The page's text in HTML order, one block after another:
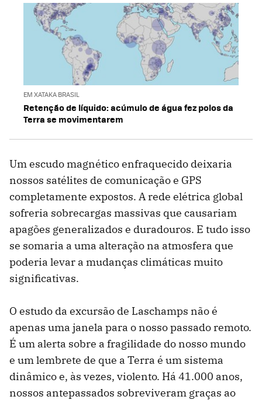
EM XATAKA BRASIL
Retenção de líquido: acúmulo de água fez polos da
Terra se movimentarem
Um escudo magnético enfraquecido deixaria
nossos satélites de comunicação e GPS
completamente expostos. A rede elétrica global
sofreria sobrecargas massivas que causariam
apagões generalizados e duradouros. E tudo isso
se somaria a uma alteração na atmosfera que
poderia levar a mudanças climáticas muito
significativas.
O estudo da excursão de Laschamps não é
apenas uma janela para o nosso passado remoto.
É um alerta sobre a fragilidade do nosso mundo
e um lembrete de que a Terra é um sistema
dinâmico e, às vezes, violento. Há 41.000 anos,
nossos antepassados sobreviveram graças ao